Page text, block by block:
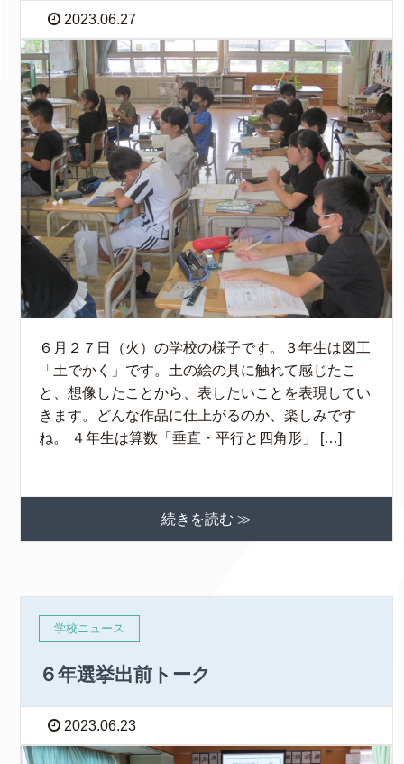
2023.06.27
６月２７日（火）の学校の様子です。３年生は図工
「土でかく」です。土の絵の具に触れて感じたこ
と、想像したことから、表したいことを表現してい
きます。どんな作品に仕上がるのか、楽しみです
ね。 ４年生は算数「垂直・平行と四角形」 […]
続きを読む ≫
学校ニュース
６年選挙出前トーク
2023.06.23